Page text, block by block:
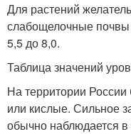
Для растений
слабощелочные почвы
5,5 до 8,0.
Таблица значений
На территории
или кислые. Сильное
обычно наблюдается в